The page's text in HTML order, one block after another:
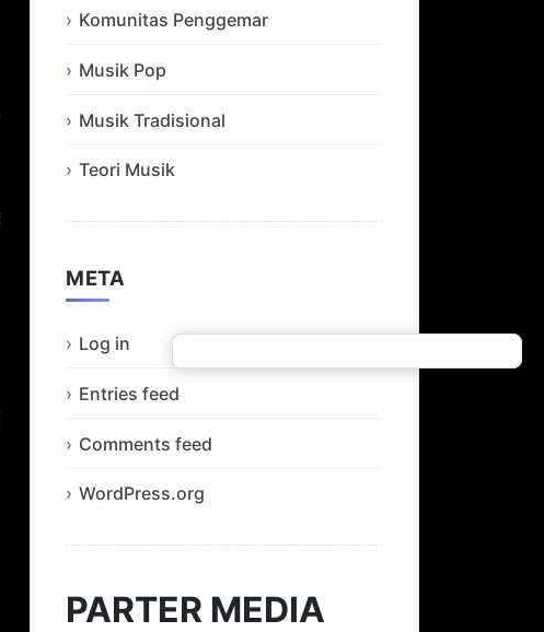
Komunitas Penggemar
Musik Pop
Musik Tradisional
Teori Musik
META
Log in
Entries feed
Comments feed
WordPress.org
PARTER MEDIA